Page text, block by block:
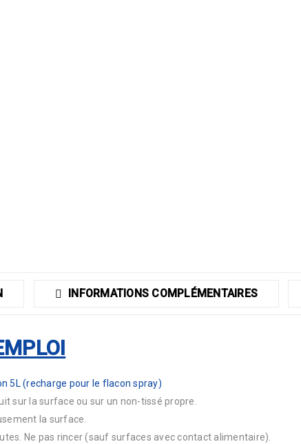
INFORMATIONS COMPLÉMENTAIRES
5L (recharge pour le flacon spray)
sur la surface ou sur un non-tissé propre.
la surface.
Ne pas rincer (sauf surfaces avec contact alimentaire).